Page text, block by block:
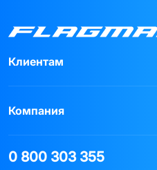
Клиентам
Компания
0 800 303 355